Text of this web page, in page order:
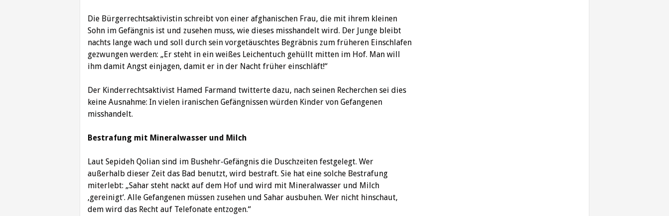
Die Bürgerrechtsaktivistin schreibt von einer afghanischen Frau, die mit ihrem kleinen
Sohn im Gefängnis ist und zusehen muss, wie dieses misshandelt wird. Der Junge bleibt
nachts lange wach und soll durch sein vorgetäuschtes Begräbnis zum früheren Einschlafen
gezwungen werden: „Er steht in ein weißes Leichentuch gehüllt mitten im Hof. Man will
ihm damit Angst einjagen, damit er in der Nacht früher einschläft!“
Der Kinderrechtsaktivist Hamed Farmand twitterte dazu, nach seinen Recherchen sei dies
keine Ausnahme: In vielen iranischen Gefängnissen würden Kinder von Gefangenen
misshandelt.
Bestrafung mit Mineralwasser und Milch
Laut Sepideh Qolian sind im Bushehr-Gefängnis die Duschzeiten festgelegt. Wer
außerhalb dieser Zeit das Bad benutzt, wird bestraft. Sie hat eine solche Bestrafung
miterlebt: „Sahar steht nackt auf dem Hof und wird mit Mineralwasser und Milch
‚gereinigt‘. Alle Gefangenen müssen zusehen und Sahar ausbuhen. Wer nicht hinschaut,
dem wird das Recht auf Telefonate entzogen.“